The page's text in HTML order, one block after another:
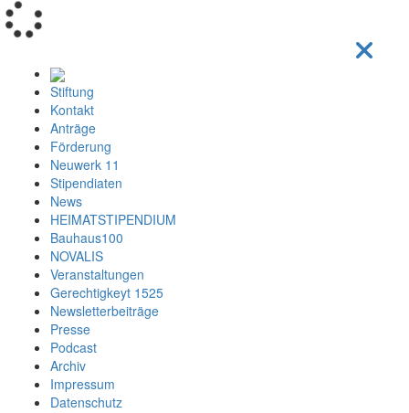
Stiftung
Kontakt
Anträge
Förderung
Neuwerk 11
Stipendiaten
News
HEIMATSTIPENDIUM
Bauhaus100
NOVALIS
Veranstaltungen
Gerechtigkeyt 1525
Newsletterbeiträge
Presse
Podcast
Archiv
Impressum
Datenschutz